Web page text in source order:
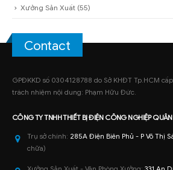
Xưởng Sản Xuất (55)
Contact
GPĐKKD số 0304128788 do Sở KHĐT Tp.HCM
trách nhiệm nội dung: Phạm Hữu Đức.
CÔNG TY TNHHTHIẾT BỊ ĐIỆN CÔNG NGHIỆPQUÂN
Trụ sở chính: 285A Điện Biên Phủ - P Võ Thị
chữa)